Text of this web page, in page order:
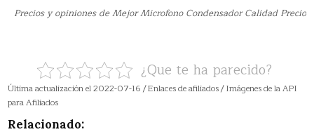
Precios y opiniones de Mejor Microfono Condensador Calidad Precio
¿Que te ha parecido?
Última actualización el 2022-07-16 / Enlaces de afiliados / Imágenes de la API
para Afiliados
Relacionado: